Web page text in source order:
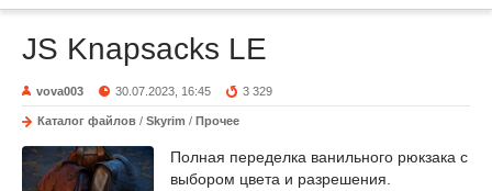
JS Knapsacks LE
vova003 30.07.2023, 16:45 3 329
Каталог файлов / Skyrim / Прочее
Полная переделка ванильного рюкзака с
выбором цвета и разрешения.